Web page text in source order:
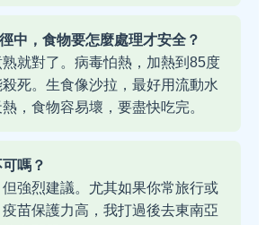
中，食物要怎麼處理才安全？
就對了。病毒怕熱，加熱到85度
死。生食像沙拉，最好用流動水
，食物容易壞，要盡快吃完。
嗎？
強烈建議。尤其如果你常旅行或
苗保護力高，我打過後去東南亞